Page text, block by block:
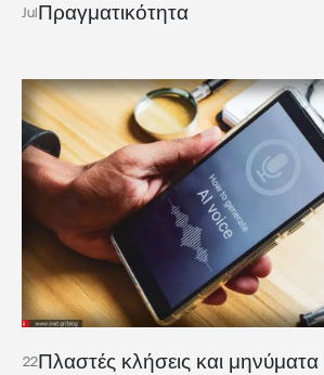
JulΠραγματικότητα
22Πλαστές κλήσεις και